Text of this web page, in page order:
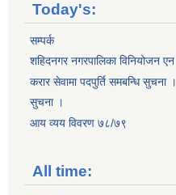
Today's:
सम्पर्क
शहिदनगर नगरपालिका विनियोजन एन
करार सेवामा पदपुर्ति समबन्धि सुचना ।
सुचना ।
आय व्यय विवरण ७८/७९
All time: